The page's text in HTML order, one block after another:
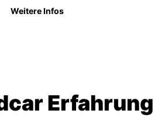
Weitere Infos
Erfahrung